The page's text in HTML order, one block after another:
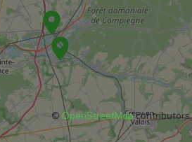
© OpenStreetMapcontributors